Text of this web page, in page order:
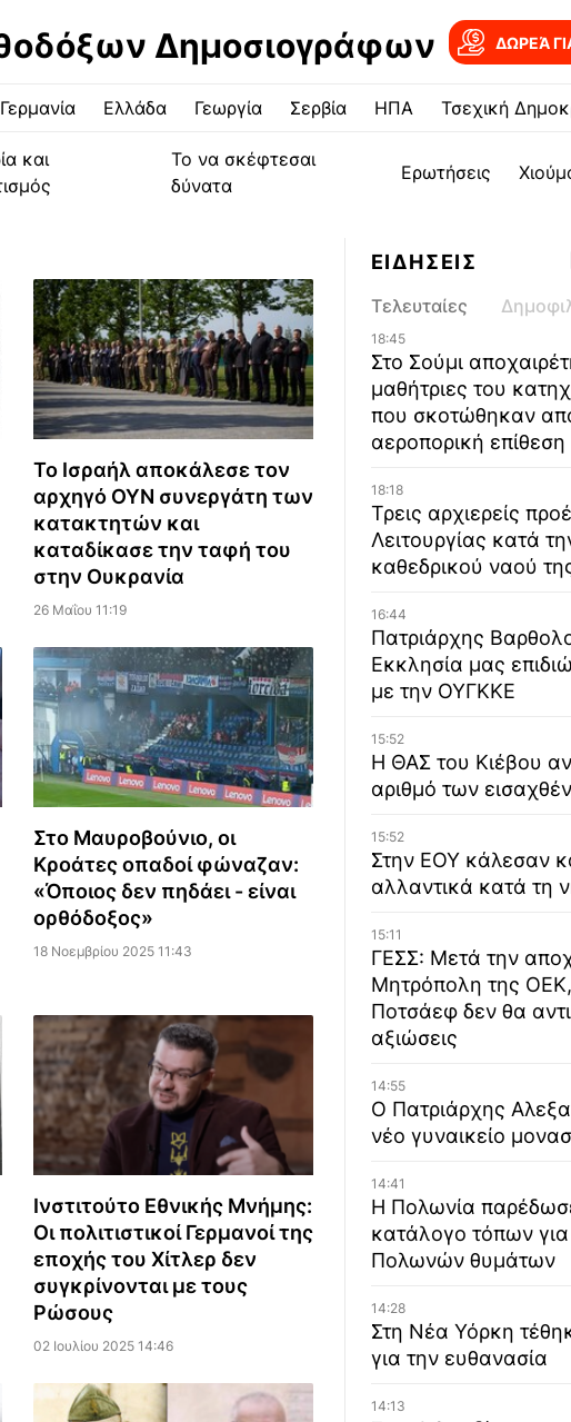
Δημοσιογράφων ΔΩΡΕΆ
Γερμανία Ελλάδα Γεωργία Σερβία ΗΠΑ Τσεχική
και
Το να σκέφτεσαι
δύνατα
Ερωτήσεις
Το Ισραήλ αποκάλεσε τον
αρχηγό OYN συνεργάτη των
κατακτητών και
καταδίκασε την ταφή του
στην Ουκρανία
26 Μαΐου 11:19
Στο Μαυροβούνιο, οι
Κροάτες οπαδοί φώναζαν:
«Όποιος δεν πηδάει - είναι
ορθόδοξος»
18 Νοεμβρίου 2025 11:43
Ινστιτούτο Εθνικής Μνήμης:
Οι πολιτιστικοί Γερμανοί της
εποχής του Χίτλερ δεν
συγκρίνονται με τους
Ρώσους
02 Ιουλίου 2025 14:46
ΕΙΔΗΣΕΙΣ
Τελευταίες
18:45
Στο Σούμι
μαθήτριες του
που σκοτώθηκαν
αεροπορική επίθεση
18:18
Τρεις αρχιερείς
Λειτουργίας κατά
καθεδρικού ναού
16:44
Πατριάρχης
Εκκλησία μας
με την ΟΥΓΚΚΕ
15:52
Η ΘΑΣ του Κιέβου
αριθμό των
15:52
Στην ΕΟΥ κάλεσαν
αλλαντικά κατά τη
15:11
ΓΕΣΣ: Μετά την
Μητρόπολη της
Ποτσάεφ δεν θα
αξιώσεις
14:55
Ο Πατριάρχης
νέο γυναικείο
14:41
Η Πολωνία
κατάλογο τόπων
Πολωνών θυμάτων
14:28
Στη Νέα Υόρκη
για την ευθανασία
14:13